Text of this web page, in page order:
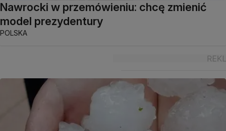
Nawrocki w przemówieniu: chcę zmienić
model prezydentury
POLSKA